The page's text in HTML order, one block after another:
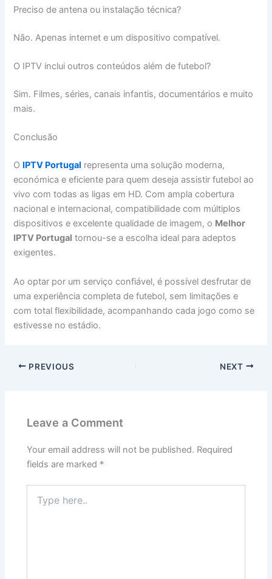
Preciso de antena ou instalação técnica?
Não. Apenas internet e um dispositivo compatível.
O IPTV inclui outros conteúdos além de futebol?
Sim. Filmes, séries, canais infantis, documentários e muito
mais.
Conclusão
O IPTV Portugal representa uma solução moderna,
económica e eficiente para quem deseja assistir futebol ao
vivo com todas as ligas em HD. Com ampla cobertura
nacional e internacional, compatibilidade com múltiplos
dispositivos e excelente qualidade de imagem, o Melhor
IPTV Portugal tornou-se a escolha ideal para adeptos
exigentes.
Ao optar por um serviço confiável, é possível desfrutar de
uma experiência completa de futebol, sem limitações e
com total flexibilidade, acompanhando cada jogo como se
estivesse no estádio.
PREVIOUS NEXT
Leave a Comment
Your email address will not be published. Required
fields are marked *
here..